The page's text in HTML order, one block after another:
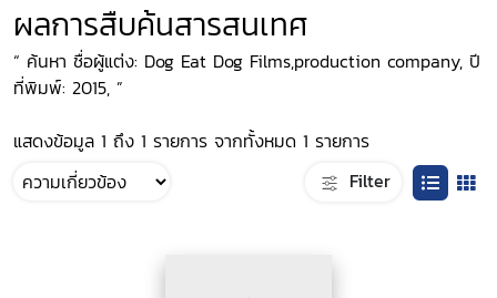
ผลการสืบค้นสารสนเทศ
“ ค้นหา ชื่อผู้แต่ง: Dog Eat Dog Films,production company, ปี
ที่พิมพ์: 2015, ”
แสดงข้อมูล 1 ถึง 1 รายการ จากทั้งหมด 1 รายการ
Filter